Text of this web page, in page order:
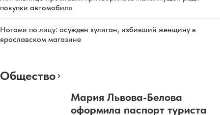
покупки автомобиля
Ногами по лицу: осужден хулиган, избивший женщину в
ярославском магазине
Общество
Мария Львова-Белова
оформила паспорт туриста